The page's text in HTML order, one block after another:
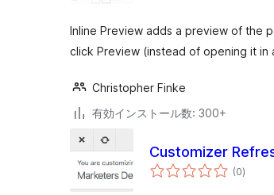
Inline Preview adds a preview of the
click Preview (instead of opening it in
Christopher Finke
有効インストール数: 300+
Customizer
(0個
の)